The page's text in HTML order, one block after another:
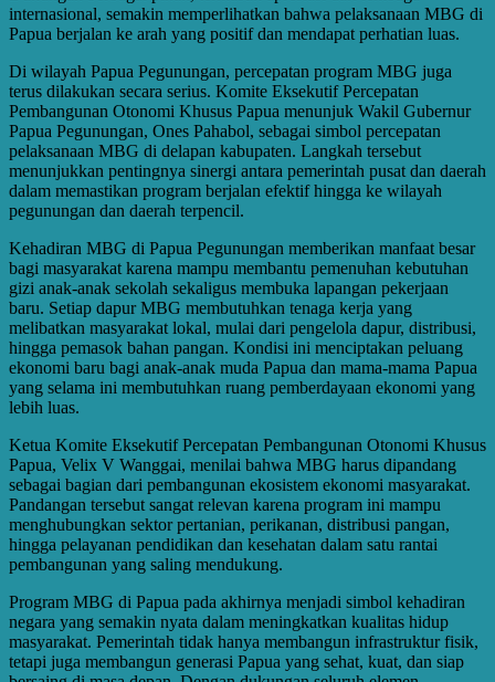
internasional, semakin memperlihatkan bahwa pelaksanaan MBG di
Papua berjalan ke arah yang positif dan mendapat perhatian luas.
Di wilayah Papua Pegunungan, percepatan program MBG juga
terus dilakukan secara serius. Komite Eksekutif Percepatan
Pembangunan Otonomi Khusus Papua menunjuk Wakil Gubernur
Papua Pegunungan, Ones Pahabol, sebagai simbol percepatan
pelaksanaan MBG di delapan kabupaten. Langkah tersebut
menunjukkan pentingnya sinergi antara pemerintah pusat dan daerah
dalam memastikan program berjalan efektif hingga ke wilayah
pegunungan dan daerah terpencil.
Kehadiran MBG di Papua Pegunungan memberikan manfaat besar
bagi masyarakat karena mampu membantu pemenuhan kebutuhan
gizi anak-anak sekolah sekaligus membuka lapangan pekerjaan
baru. Setiap dapur MBG membutuhkan tenaga kerja yang
melibatkan masyarakat lokal, mulai dari pengelola dapur, distribusi,
hingga pemasok bahan pangan. Kondisi ini menciptakan peluang
ekonomi baru bagi anak-anak muda Papua dan mama-mama Papua
yang selama ini membutuhkan ruang pemberdayaan ekonomi yang
lebih luas.
Ketua Komite Eksekutif Percepatan Pembangunan Otonomi Khusus
Papua, Velix V Wanggai, menilai bahwa MBG harus dipandang
sebagai bagian dari pembangunan ekosistem ekonomi masyarakat.
Pandangan tersebut sangat relevan karena program ini mampu
menghubungkan sektor pertanian, perikanan, distribusi pangan,
hingga pelayanan pendidikan dan kesehatan dalam satu rantai
pembangunan yang saling mendukung.
Program MBG di Papua pada akhirnya menjadi simbol kehadiran
negara yang semakin nyata dalam meningkatkan kualitas hidup
masyarakat. Pemerintah tidak hanya membangun infrastruktur fisik,
tetapi juga membangun generasi Papua yang sehat, kuat, dan siap